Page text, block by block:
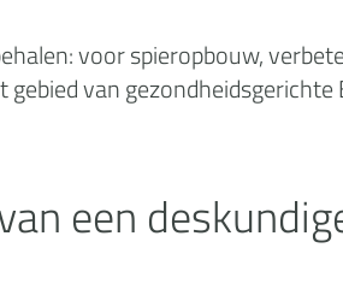
voor spieropbouw,
gebied van
een